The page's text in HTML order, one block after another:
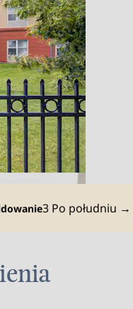
3 Po południu →